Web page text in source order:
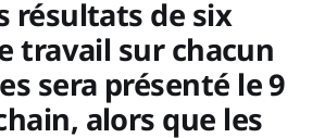
résultats de six
travail sur chacun
sera présenté le 9
alors que les